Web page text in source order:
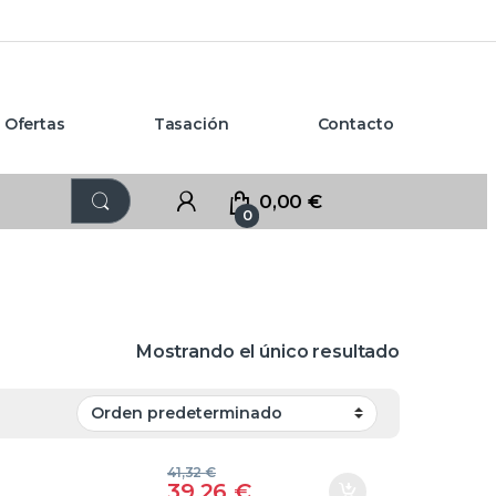
Ofertas Tasación Contacto
0
0,00€
Mostrando el único resultado
41,32€